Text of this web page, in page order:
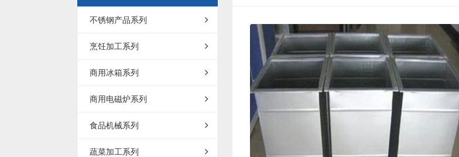
不锈钢产品系列
烹饪加工系列
商用冰箱系列
商用电磁炉系列
食品机械系列
蔬菜加工系列